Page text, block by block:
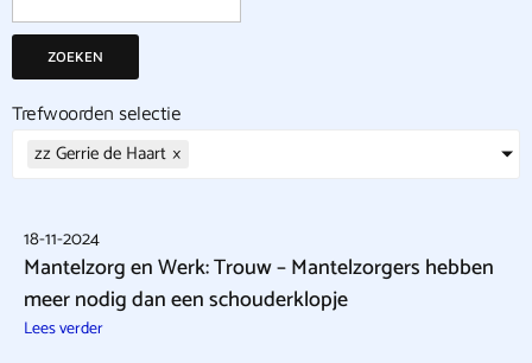
ZOEKEN
Trefwoorden selectie
zz Gerrie de Haart ×
18-11-2024
Mantelzorg en Werk: Trouw – Mantelzorgers hebben
meer nodig dan een schouderklopje
Lees verder